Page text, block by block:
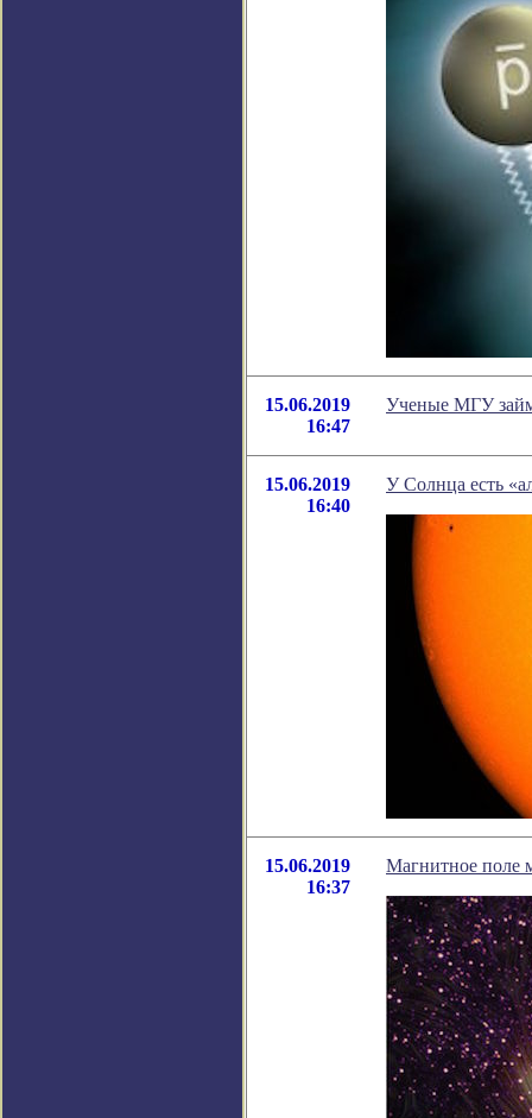
15.06.2019
16:47
Ученые МГУ
15.06.2019
16:40
У Солнца есть
15.06.2019
16:37
Магнитное поле